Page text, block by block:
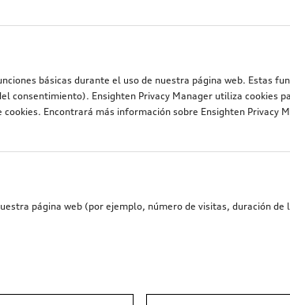
básicas durante el uso de nuestra página web. Estas
consentimiento). Ensighten Privacy Manager utiliza cookies
Encontrará más información sobre Ensighten Privacy
página web (por ejemplo, número de visitas, duración de